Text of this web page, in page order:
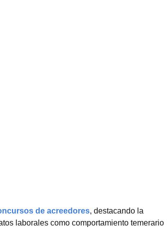
de acreedores, destacando la
laborales como comportamiento temerario